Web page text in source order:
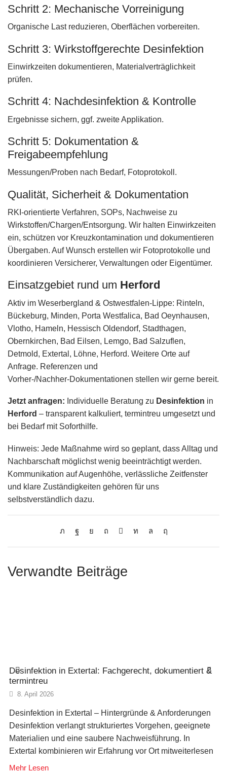
Schritt 2: Mechanische Vorreinigung
Organische Last reduzieren, Oberflächen vorbereiten.
Schritt 3: Wirkstoffgerechte Desinfektion
Einwirkzeiten dokumentieren, Materialverträglichkeit
prüfen.
Schritt 4: Nachdesinfektion & Kontrolle
Ergebnisse sichern, ggf. zweite Applikation.
Schritt 5: Dokumentation &
Freigabeempfehlung
Messungen/Proben nach Bedarf, Fotoprotokoll.
Qualität, Sicherheit & Dokumentation
RKI-orientierte Verfahren, SOPs, Nachweise zu
Wirkstoffen/Chargen/Entsorgung. Wir halten Einwirkzeiten
ein, schützen vor Kreuzkontamination und dokumentieren
Übergaben. Auf Wunsch erstellen wir Fotoprotokolle und
koordinieren Versicherer, Verwaltungen oder Eigentümer.
Einsatzgebiet rund um Herford
Aktiv im Weserbergland & Ostwestfalen‑Lippe: Rinteln,
Bückeburg, Minden, Porta Westfalica, Bad Oeynhausen,
Vlotho, Hameln, Hessisch Oldendorf, Stadthagen,
Obernkirchen, Bad Eilsen, Lemgo, Bad Salzuflen,
Detmold, Extertal, Löhne, Herford. Weitere Orte auf
Anfrage. Referenzen und
Vorher‑/Nachher‑Dokumentationen stellen wir gerne bereit.
Jetzt anfragen: Individuelle Beratung zu Desinfektion in
Herford – transparent kalkuliert, termintreu umgesetzt und
bei Bedarf mit Soforthilfe.
Hinweis: Jede Maßnahme wird so geplant, dass Alltag und
Nachbarschaft möglichst wenig beeinträchtigt werden.
Kommunikation auf Augenhöhe, verlässliche Zeitfenster
und klare Zuständigkeiten gehören für uns
selbstverständlich dazu.
Verwandte Beiträge
Desinfektion in Extertal: Fachgerecht, dokumentiert &
termintreu
8. April 2026
Desinfektion in Extertal – Hintergründe & Anforderungen
Desinfektion verlangt strukturiertes Vorgehen, geeignete
Materialien und eine saubere Nachweisführung. In
Extertal kombinieren wir Erfahrung vor Ort mitweiterlesen
Mehr Lesen